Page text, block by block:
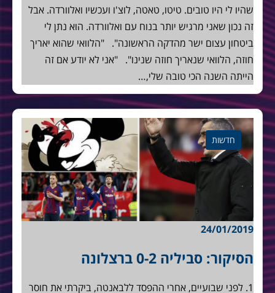
שהיו לי היו טובים. טיטו, טאטה, לוצ'ו ועכשיו ואלוורדה. אבל
זה נכון שאני מרגיש יותר בנוח עם ואלוורדה. הוא נתן לי
ביטחון עצום ישר מהדקה הראשונה". "הלוואי שהוא יאריך
חוזה, הלוואי שנאריך חוזה שנינו". "אני לא יודע אם זה
הייתה השנה הכי טובה שלי,…
חדשות
24/01/2019
הסיקור: סביליה 0-2 ברצלונה
1. לפני שבועיים, אחרי ההפסד ללבאנטה, ביקרתי את חוסר